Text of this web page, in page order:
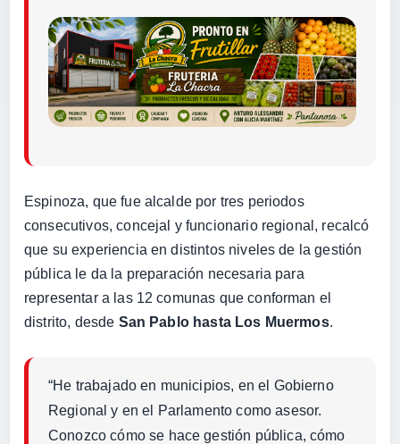
Espinoza, que fue alcalde por tres periodos
consecutivos, concejal y funcionario regional, recalcó
que su experiencia en distintos niveles de la gestión
pública le da la preparación necesaria para
representar a las 12 comunas que conforman el
distrito, desde San Pablo hasta Los Muermos.
“He trabajado en municipios, en el Gobierno
Regional y en el Parlamento como asesor.
Conozco cómo se hace gestión pública, cómo